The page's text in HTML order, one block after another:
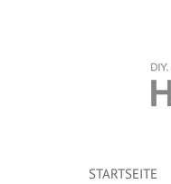
STARTSEITE